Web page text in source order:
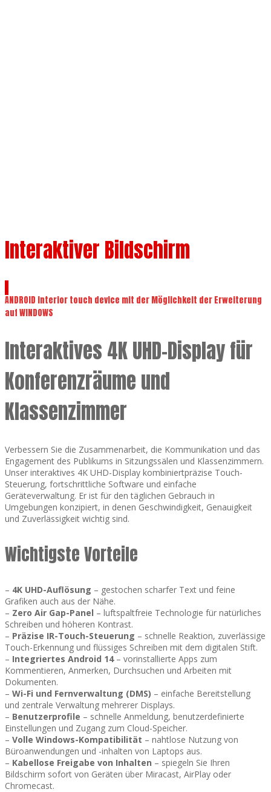
Interaktiver Bildschirm
ANDROID interior touch device mit der Möglichkeit der Erweiterung
auf WINDOWS
Interaktives 4K UHD-Display für
Konferenzräume und
Klassenzimmer
Verbessern Sie die Zusammenarbeit, die Kommunikation und das
Engagement des Publikums in Sitzungssälen und Klassenzimmern.
Unser interaktives 4K UHD-Display kombiniertpräzise Touch-
Steuerung, fortschrittliche Software und einfache
Geräteverwaltung. Er ist für den täglichen Gebrauch in
Umgebungen konzipiert, in denen Geschwindigkeit, Genauigkeit
und Zuverlässigkeit wichtig sind.
Wichtigste Vorteile
– 4K UHD-Auflösung – gestochen scharfer Text und feine
Grafiken auch aus der Nähe.
– Zero Air Gap-Panel – luftspaltfreie Technologie für natürliches
Schreiben und höheren Kontrast.
– Präzise IR-Touch-Steuerung – schnelle Reaktion, zuverlässige
Touch-Erkennung und flüssiges Schreiben mit dem digitalen Stift.
– Integriertes Android 14– vorinstallierte Apps zum
Kommentieren, Anmerken, Durchsuchen und Arbeiten mit
Dokumenten.
– Wi-Fi und Fernverwaltung (DMS) – einfache Bereitstellung
und zentrale Verwaltung mehrerer Displays.
– Benutzerprofile – schnelle Anmeldung, benutzerdefinierte
Einstellungen und Zugang zum Cloud-Speicher.
– Volle Windows-Kompatibilität – nahtlose Nutzung von
Büroanwendungen und -inhalten von Laptops aus.
– Kabellose Freigabe von Inhalten – spiegeln Sie Ihren
Bildschirm sofort von Geräten über Miracast, AirPlay oder
Chromecast.